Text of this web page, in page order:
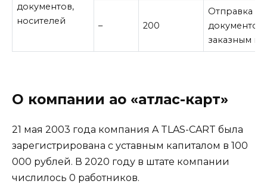
документов,
носителей
– 200
Отправка
документов
заказным
О компании ао «атлас-карт»
21 мая 2003 года компания A TLAS-CART была
зарегистрирована с уставным капиталом в 100
000 рублей. В 2020 году в штате компании
числилось 0 работников.